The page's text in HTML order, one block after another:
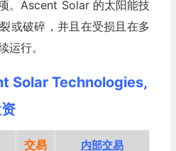
。Ascent Solar 的太阳能技
或破碎，并且在受损且在多
运行。
Solar Technologies,
交易 内部交易